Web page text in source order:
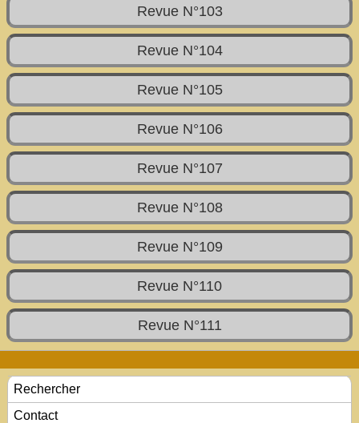
Revue N°103
Revue N°104
Revue N°105
Revue N°106
Revue N°107
Revue N°108
Revue N°109
Revue N°110
Revue N°111
Rechercher
Contact